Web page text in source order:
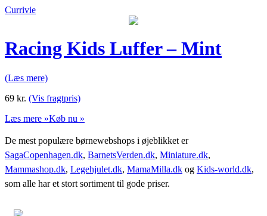
Currivie
Racing Kids Luffer – Mint
(Læs mere)
69 kr. (Vis fragtpris)
Læs mere »Køb nu »
De mest populære børnewebshops i øjeblikket er
SagaCopenhagen.dk, BarnetsVerden.dk, Miniature.dk,
Mammashop.dk, Legehjulet.dk, MamaMilla.dk og Kids-world.dk,
som alle har et stort sortiment til gode priser.